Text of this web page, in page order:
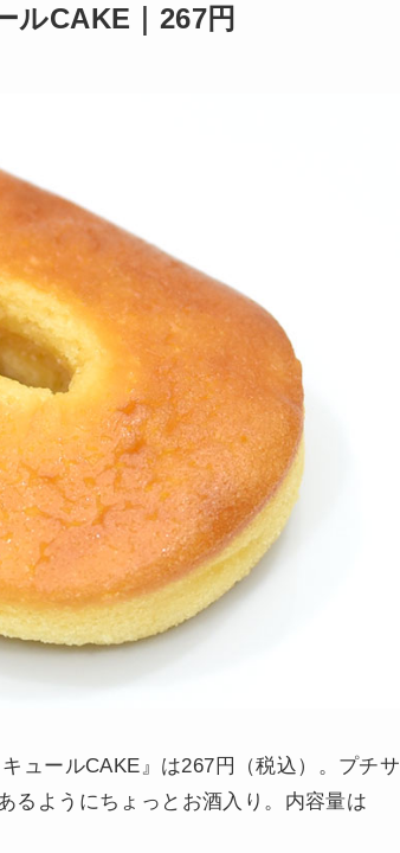
ルCAKE｜267円
ュールCAKE』は267円（税込）。プチサ
るようにちょっとお酒入り。内容量は